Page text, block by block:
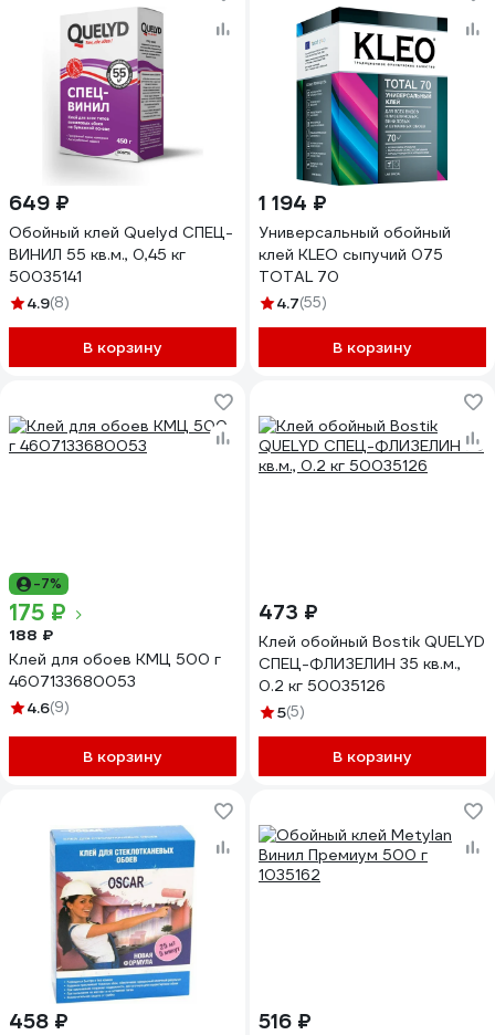
649 ₽
Обойный клей Quelyd СПЕЦ-
ВИНИЛ 55 кв.м., 0,45 кг
50035141
4.9(8)
В корзину
1 194 ₽
Универсальный обойный
клей KLEO сыпучий 075
TOTAL 70
4.7(55)
В корзину
-7%
175 ₽
188 ₽
Клей для обоев КМЦ 500 г
4607133680053
4.6(9)
В корзину
473 ₽
Клей обойный Bostik QUELYD
СПЕЦ-ФЛИЗЕЛИН 35 кв.м.,
0.2 кг 50035126
5(5)
В корзину
458 ₽ 516 ₽